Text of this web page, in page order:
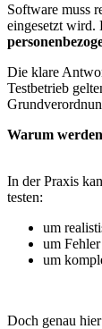
Software muss
eingesetzt wird.
Die klare
Testbetrieb
Warum
In der Praxis
testen:
um
um
um
Doch genau